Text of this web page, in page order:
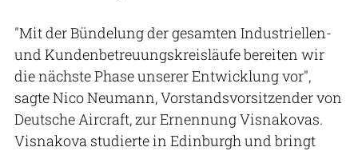
"Mit der Bündelung der gesamten Industriellen-
und Kundenbetreuungskreisläufe bereiten wir
die nächste Phase unserer Entwicklung vor",
sagte Nico Neumann, Vorstandsvorsitzender von
Deutsche Aircraft, zur Ernennung Visnakovas.
Visnakova studierte in Edinburgh und bringt